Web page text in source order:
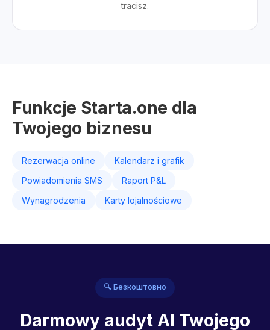
tracisz.
Funkcje Starta.one dla
Twojego biznesu
Rezerwacja online
Kalendarz i grafik
Powiadomienia SMS
Raport P&L
Wynagrodzenia
Karty lojalnościowe
🔍 Безкоштовно
Darmowy audyt AI Twojego